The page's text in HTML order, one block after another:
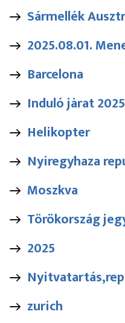
Sármellék
2025.08.01.
Barcelona
Induló jàrat
Helikopter
Nyiregyhaza
Moszkva
Törökország
2025
zurich